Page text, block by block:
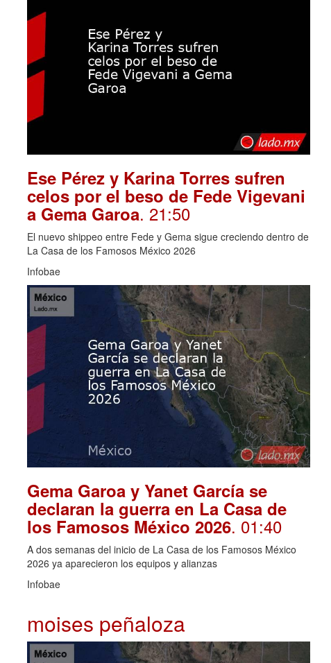
Ese Pérez y Karina Torres sufren
celos por el beso de Fede Vigevani
a Gema Garoa. 21:50
El nuevo shippeo entre Fede y Gema sigue creciendo dentro de
La Casa de los Famosos México 2026
Infobae
Gema Garoa y Yanet García se
declaran la guerra en La Casa de
los Famosos México 2026. 01:40
A dos semanas del inicio de La Casa de los Famosos México
2026 ya aparecieron los equipos y alianzas
Infobae
moises peñaloza